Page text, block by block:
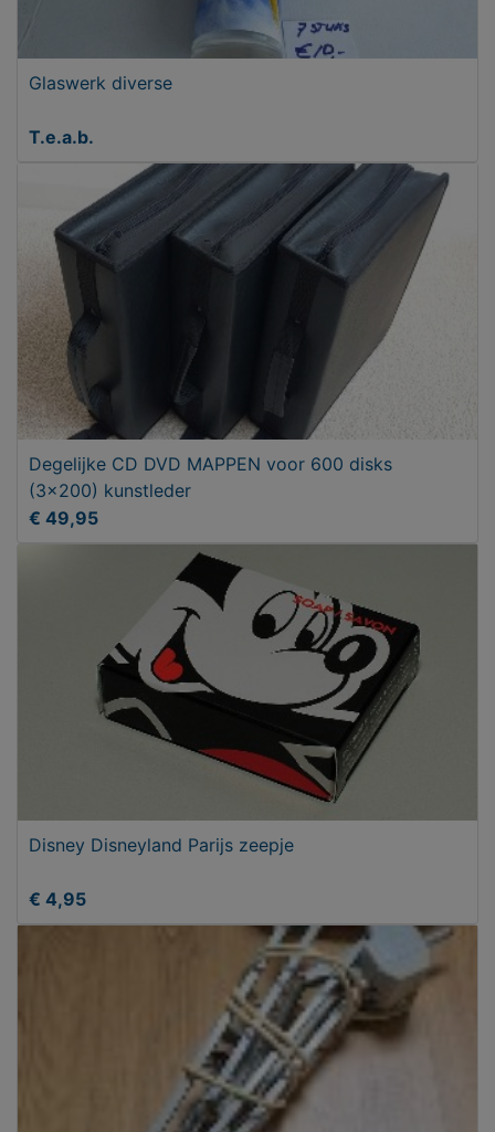
Glaswerk diverse
T.e.a.b.
Degelijke CD DVD MAPPEN voor 600 disks
(3x200) kunstleder
€ 49,95
Disney Disneyland Parijs zeepje
€ 4,95